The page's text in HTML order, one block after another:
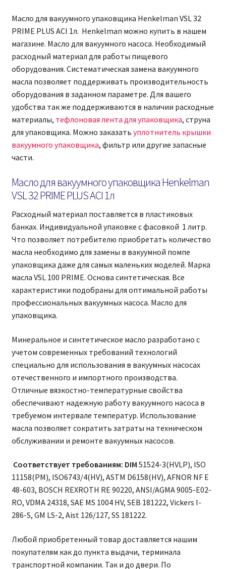
Масло для вакуумного упаковщика Henkelman VSL 32
PRIME PLUS ACI 1л. Henkelman можно купить в нашем
магазине. Масло для вакуумного насоса. Необходимый
расходный материал для работы пищевого
оборудования. Систематическая замена вакуумного
масла позволяет поддерживать производительность
оборудования в заданном параметре. Для вашего
удобства так же поддерживаются в наличии расходные
материалы, тефлоновая лента для упаковщика, струна
для упаковщика. Можно заказать уплотнитель крышки
вакуумного упаковщика, фильтр или другие запасные
части.
Масло для вакуумного упаковщика Henkelman
VSL 32 PRIME PLUS ACI 1л
Расходный материал поставляется в пластиковых
банках. Индивидуальной упаковке с фасовкой 1 литр.
Что позволяет потребителю приобретать количество
масла необходимо для замены в вакуумной помпе
упаковщика даже для самых маленьких моделей. Марка
масла VSL 100 PRIME. Основа синтетическая. Все
характеристики подобраны для оптимальной работы
профессиональных вакуумных насоса. Масло для
упаковщика.
Минеральное и синтетическое масло разработано с
учетом современных требований технологий
специально для использования в вакуумных насосах
отечественного и импортного производства.
Отличные вязкостно-температурные свойства
обеспечивают надежную работу вакуумного насоса в
требуемом интервале температур. Использование
масла позволяет сократить затраты на техническом
обслуживании и ремонте вакуумных насосов.
Соответствует требованиям: DIM 51524-3(HVLP), ISO
11158(PM), ISO6743/4(HV), ASTM D6158(HV), AFNOR NF E
48-603, BOSCH REXROTH RE 90220, ANSI/AGMA 9005-E02-
RO, VDMA 24318, SAE MS 1004 HV, SEB 181222, Vickers I-
286-S, GM LS-2, Aist 126/127, SS 181222.
Любой приобретенный товар доставляется нашим
покупателям как до пункта выдачи, терминала
транспортной компании. Так и до двери. По